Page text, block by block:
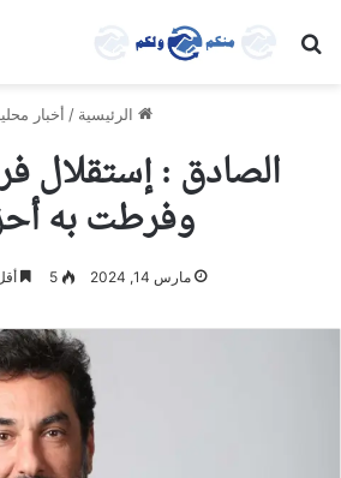
بحث عن
الرئيسية / أخبار
الصادق :
وفرطت به
مارس 14, 2024 5